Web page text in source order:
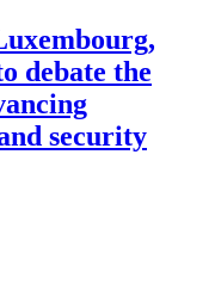
debate the
security